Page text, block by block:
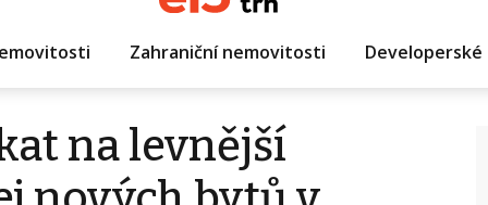
Zahraniční nemovitosti
na levnější